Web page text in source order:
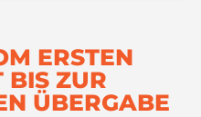
ERSTEN
BIS ZUR
ÜBERGABE